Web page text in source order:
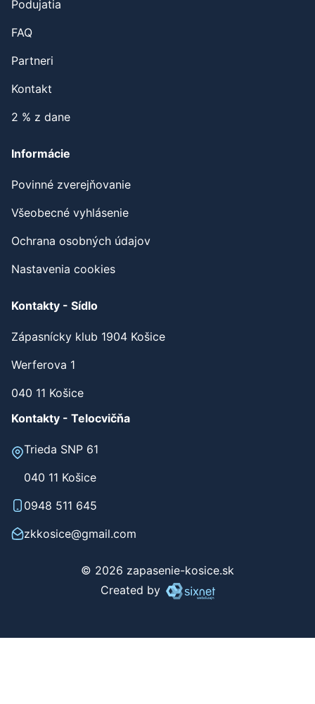
Podujatia
FAQ
Partneri
Kontakt
2 % z dane
Informácie
Povinné zverejňovanie
Všeobecné vyhlásenie
Ochrana osobných údajov
Nastavenia cookies
Kontakty - Sídlo
Zápasnícky klub 1904 Košice
Werferova 1
040 11 Košice
Kontakty - Telocvičňa
Trieda SNP 61
040 11 Košice
0948 511 645
zkkosice@gmail.com
© 2026 zapasenie-kosice.sk
Created by